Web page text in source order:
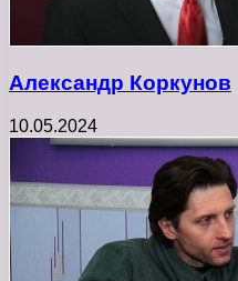
Александр Коркунов
10.05.2024